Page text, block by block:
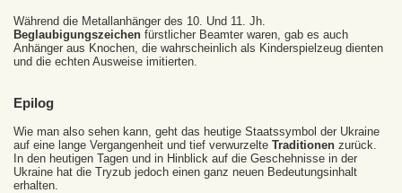
Während die Metallanhänger des 10. Und 11. Jh.
Beglaubigungszeichen fürstlicher Beamter waren, gab es auch
Anhänger aus Knochen, die wahrscheinlich als Kinderspielzeug dienten
und die echten Ausweise imitierten.
Epilog
Wie man also sehen kann, geht das heutige Staatssymbol der Ukraine
auf eine lange Vergangenheit und tief verwurzelte Traditionen zurück.
In den heutigen Tagen und in Hinblick auf die Geschehnisse in der
Ukraine hat die Tryzub jedoch einen ganz neuen Bedeutungsinhalt
erhalten.